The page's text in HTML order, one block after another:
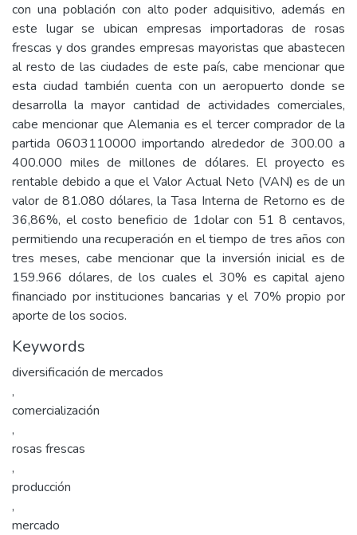
con una población con alto poder adquisitivo, además en
este lugar se ubican empresas importadoras de rosas
frescas y dos grandes empresas mayoristas que abastecen
al resto de las ciudades de este país, cabe mencionar que
esta ciudad también cuenta con un aeropuerto donde se
desarrolla la mayor cantidad de actividades comerciales,
cabe mencionar que Alemania es el tercer comprador de la
partida 0603110000 importando alrededor de 300.00 a
400.000 miles de millones de dólares. El proyecto es
rentable debido a que el Valor Actual Neto (VAN) es de un
valor de 81.080 dólares, la Tasa Interna de Retorno es de
36,86%, el costo beneficio de 1dolar con 51 8 centavos,
permitiendo una recuperación en el tiempo de tres años con
tres meses, cabe mencionar que la inversión inicial es de
159.966 dólares, de los cuales el 30% es capital ajeno
financiado por instituciones bancarias y el 70% propio por
aporte de los socios.
Keywords
diversificación de mercados
,
comercialización
,
rosas frescas
,
producción
,
mercado